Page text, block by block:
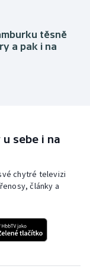
těsně
a pak i na
sebe i na
chytré televizi
články a